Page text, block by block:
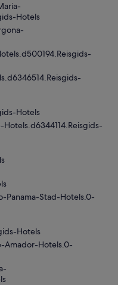
Hotels
Hotels
Stad-Hotels.0-
Hotels
Amador-Hotels.0-